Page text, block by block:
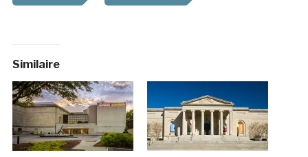
Similaire